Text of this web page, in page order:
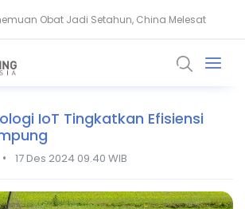
Obat Jadi Setahun, China Melesat
Bahaya Privileged Access bagi Perusahaan
IoT Tingkatkan Efisiensi
• 17 Des 2024 09.40 WIB